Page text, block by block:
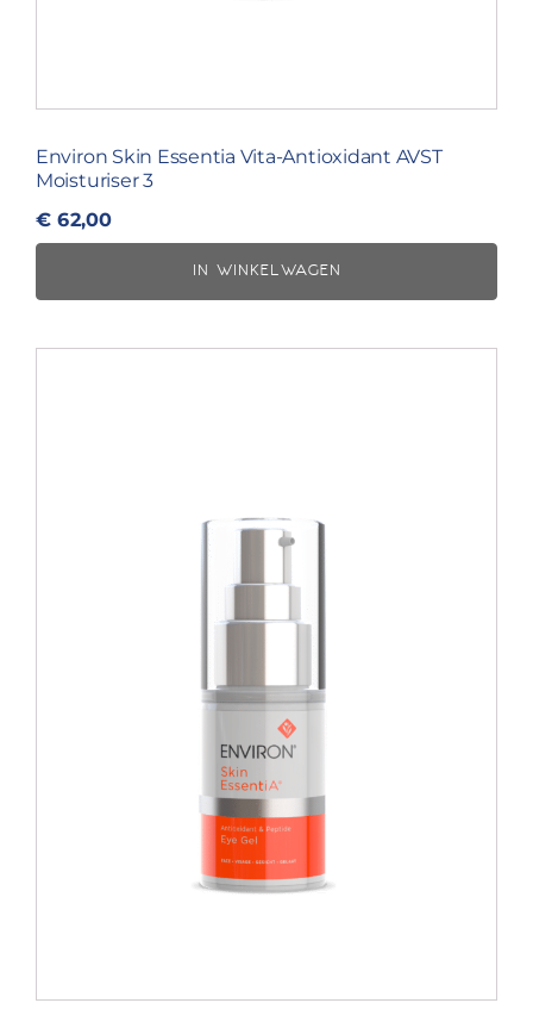
Environ Skin Essentia Vita-Antioxidant AVST
Moisturiser 3
€ 62,00
IN WINKELWAGEN